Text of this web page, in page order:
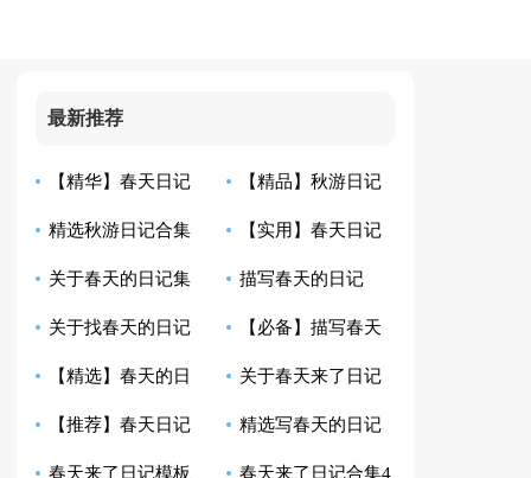
最新推荐
【精华】春天日记
十篇
【精品】秋游日记
范文合集7篇
精选秋游日记合集
八篇
【实用】春天日记
汇编9篇
关于春天的日记集
合7篇
描写春天的日记
【精】
关于找春天的日记
合集8篇
【必备】描写春天
的日记三篇
【精选】春天的日
记汇编八篇
关于春天来了日记
汇总10篇
【推荐】春天日记
集合7篇
精选写春天的日记
合集十篇
春天来了日记模板 春天来了日记合集4